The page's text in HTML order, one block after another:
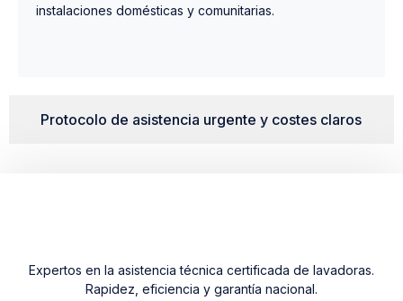
Protocolo de asistencia urgente y costes claros
instalaciones domésticas y comunitarias.
Expertos en la asistencia técnica certificada de lavadoras.
Rapidez, eficiencia y garantía nacional.